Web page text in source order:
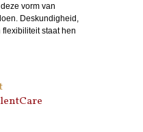
vorm van
Deskundigheid,
staat hen